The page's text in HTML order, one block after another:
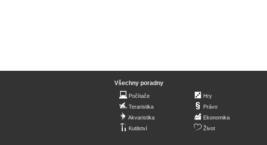
Všechny poradny
Počítače
Teraristika
Akvaristika
Kutilství
Hry
Právo
Ekonomika
Život